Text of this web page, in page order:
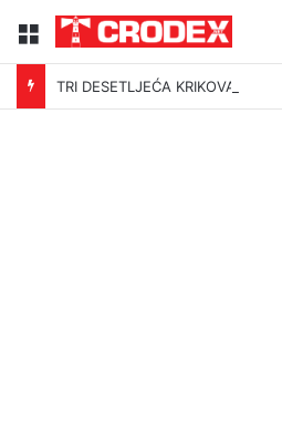
Menu
TRI DESETLJEĆA KRIKOVA